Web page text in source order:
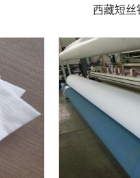
西藏短